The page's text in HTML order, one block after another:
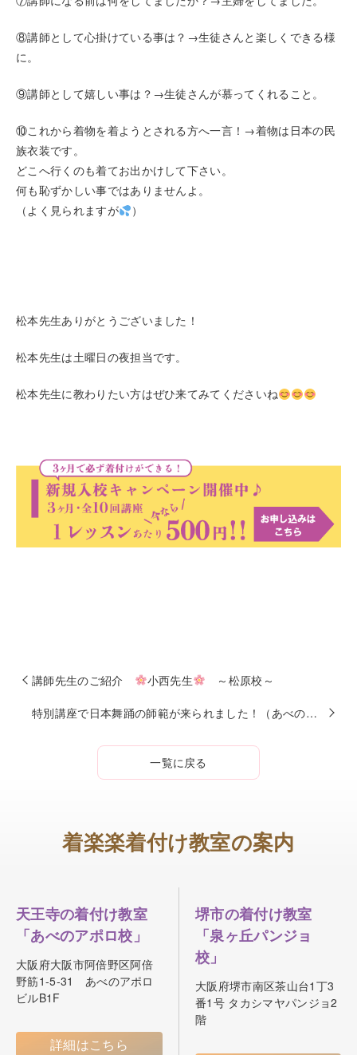
⑧講師として心掛けている事は？→生徒さんと楽しくできる様
に。
⑨講師として嬉しい事は？→生徒さんが慕ってくれること。
⑩これから着物を着ようとされる方へ一言！→着物は日本の民
族衣装です。
どこへ行くのも着てお出かけして下さい。
何も恥ずかしい事ではありませんよ。
（よく見られますが
）
松本先生ありがとうございました！
松本先生は土曜日の夜担当です。
松本先生に教わりたい方はぜひ来てみてくださいね
講師先生のご紹介 小西先生 ～松原校～
特別講座で日本舞踊の師範が来られました！（あべの校）
一覧に戻る
着楽楽着付け教室の案内
天王寺の着付け教室
「あべのアポロ校」
大阪府大阪市阿倍野区阿倍
野筋1-5-31 あべのアポロ
ビルB1F
詳細はこちら
堺市の着付け教室
「泉ヶ丘パンジョ
校」
大阪府堺市南区茶山台1丁3
番1号 タカシマヤパンジョ2
階